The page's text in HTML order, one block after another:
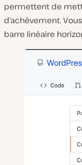
permettent de
d’achèvement.
barre linéaire